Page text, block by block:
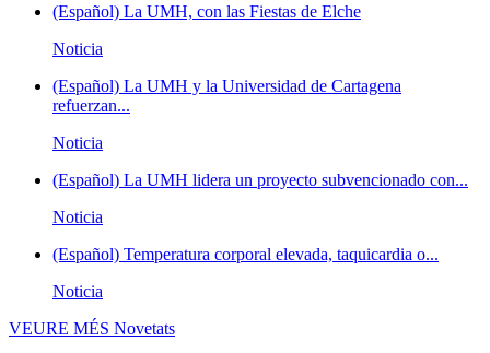
(Español) La UMH, con las Fiestas de Elche
Noticia
(Español) La UMH y la Universidad de Cartagena
refuerzan...
Noticia
(Español) La UMH lidera un proyecto subvencionado con...
Noticia
(Español) Temperatura corporal elevada, taquicardia o...
Noticia
VEURE MÉS Novetats